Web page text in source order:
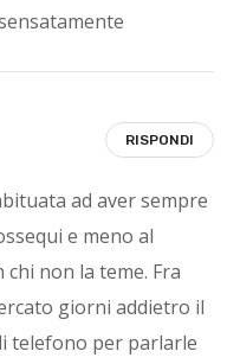
ad aver sempre
e meno al
non la teme. Fra
giorni addietro il
telefono per parlarle
RISPONDI